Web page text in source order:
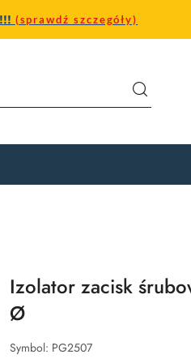
(sprawdź szczegóły)
Izolator zacisk
Ø
Symbol: PG2507